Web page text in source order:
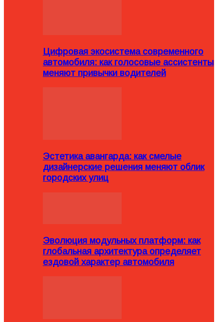
Цифровая экосистема современного
автомобиля: как голосовые ассистенты
меняют привычки водителей
Эстетика авангарда: как смелые
дизайнерские решения меняют облик
городских улиц
Эволюция модульных платформ: как
глобальная архитектура определяет
ездовой характер автомобиля